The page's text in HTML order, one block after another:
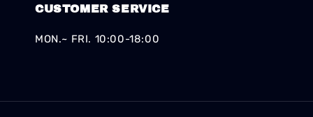
CUSTOMER SERVICE
MON.~ FRI. 10:00-18:00